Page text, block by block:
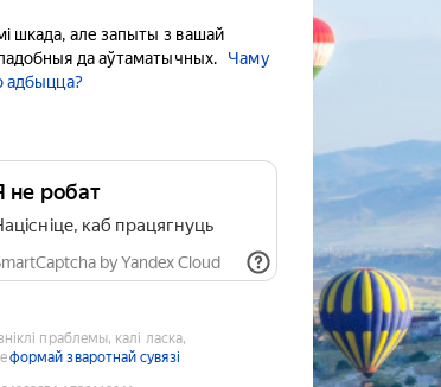
шкада, але запыты з вашай
да аўтаматычных.
Чаму
адбыцца?
не робат
каб працягнуць
by Yandex Cloud
праблемы, калі ласка,
формай зваротнай сувязі